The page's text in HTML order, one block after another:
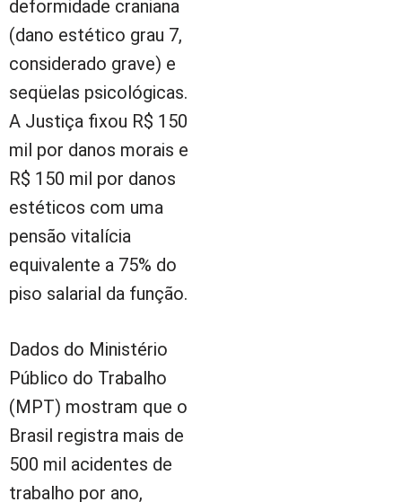
deformidade craniana
(dano estético grau 7,
considerado grave) e
seqüelas psicológicas.
A Justiça fixou R$ 150
mil por danos morais e
R$ 150 mil por danos
estéticos com uma
pensão vitalícia
equivalente a 75% do
piso salarial da função.
Dados do Ministério
Público do Trabalho
(MPT) mostram que o
Brasil registra mais de
500 mil acidentes de
trabalho por ano,